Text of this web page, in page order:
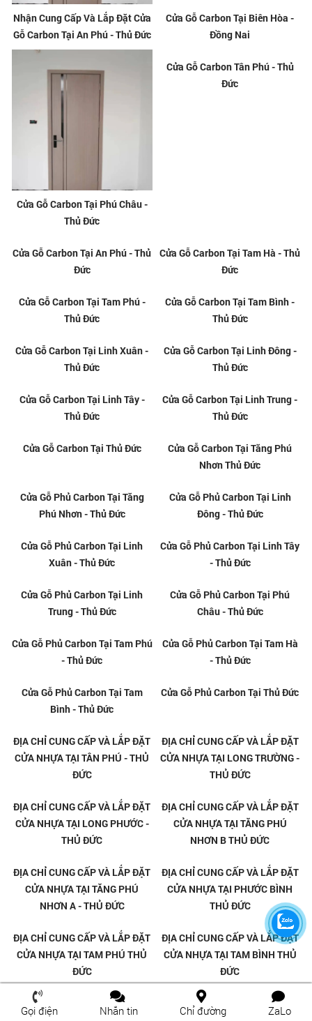
Nhận Cung Cấp Và Lắp Đặt Cửa
Gỗ Carbon Tại An Phú - Thủ Đức
Cửa Gỗ Carbon Tại Biên Hòa -
Đồng Nai
Cửa Gỗ Carbon Tại Phú Châu -
Thủ Đức
Đức
Đức
Thủ Đức
Thủ Đức
Cửa Gỗ Carbon Tại Linh Xuân -
Thủ Đức
Cửa Gỗ Carbon Tại Linh Đông -
Thủ Đức
Cửa Gỗ Carbon Tại Linh Tây -
Thủ Đức
Cửa Gỗ Carbon Tại Linh Trung -
Thủ Đức
Gọi điện Nhắn tin Chỉ đường ZaLo